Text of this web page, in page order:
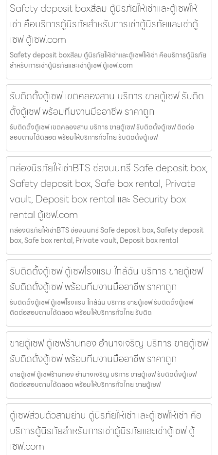
Safety deposit boxสีลม ตู้นิรภัยให้เช่าและตู้เซฟให้
เช่า คือบริการตู้นิรภัยสำหรับการเช่าตู้นิรภัยและเช่าตู้
เซฟ ตู้เซฟ.com
Safety deposit boxสีลม ตู้นิรภัยให้เช่าและตู้เซฟให้เช่า คือบริการตู้นิรภัย
สำหรับการเช่าตู้นิรภัยและเช่าตู้เซฟ ตู้เซฟ.com
รับติดตั้งตู้เซฟ เขตคลองสาน บริการ ขายตู้เซฟ รับติด
ตั้งตู้เซฟ พร้อมทีมงานมืออาชีพ ราคาถูก
รับติดตั้งตู้เซฟ เขตคลองสาน บริการ ขายตู้เซฟ รับติดตั้งตู้เซฟ ติดต่อ
สอบถามได้ตลอด พร้อมให้บริการทั่วไทย รับติดตั้งตู้เซฟ
กล่องนิรภัยให้เช่าBTS ช่องนนทรี Safe deposit box,
Safety deposit box, Safe box rental, Private
vault, Deposit box rental และ Security box
rental ตู้เซฟ.com
กล่องนิรภัยให้เช่าBTS ช่องนนทรี Safe deposit box, Safety deposit
box, Safe box rental, Private vault, Deposit box rental
รับติดตั้งตู้เซฟ ตู้เซฟโรงแรม ใกล้ฉัน บริการ ขายตู้เซฟ
รับติดตั้งตู้เซฟ พร้อมทีมงานมืออาชีพ ราคาถูก
รับติดตั้งตู้เซฟ ตู้เซฟโรงแรม ใกล้ฉัน บริการ ขายตู้เซฟ รับติดตั้งตู้เซฟ
ติดต่อสอบถามได้ตลอด พร้อมให้บริการทั่วไทย รับติด
ขายตู้เซฟ ตู้เซฟร้านทอง อำนาจเจริญ บริการ ขายตู้เซฟ
รับติดตั้งตู้เซฟ พร้อมทีมงานมืออาชีพ ราคาถูก
ขายตู้เซฟ ตู้เซฟร้านทอง อำนาจเจริญ บริการ ขายตู้เซฟ รับติดตั้งตู้เซฟ
ติดต่อสอบถามได้ตลอด พร้อมให้บริการทั่วไทย ขายตู้เซฟ
ตู้เซฟส่วนตัวสามย่าน ตู้นิรภัยให้เช่าและตู้เซฟให้เช่า คือ
บริการตู้นิรภัยสำหรับการเช่าตู้นิรภัยและเช่าตู้เซฟ ตู้
เซฟ.com